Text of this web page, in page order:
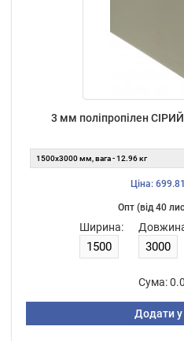
3 мм поліпропілен
Ціна:
Опт (від 40
Ширина:
Сума:
Додати